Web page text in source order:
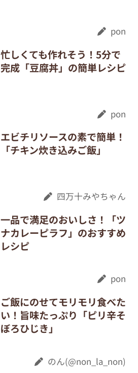
pon
忙しくても作れそう！5分で
完成「豆腐丼」の簡単レシピ
pon
エビチリソースの素で簡単！
「チキン炊き込みご飯」
四万十みやちゃん
一品で満足のおいしさ！「ツ
ナカレーピラフ」のおすすめ
レシピ
pon
ご飯にのせてモリモリ食べた
い！旨味たっぷり「ピリ辛そ
ぼろひじき」
のん(@non_la_non)